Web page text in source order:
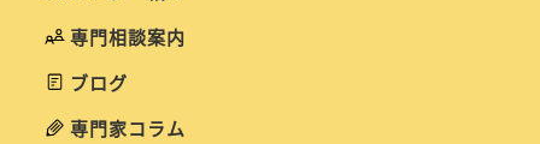
専門相談案内
ブログ
専門家コラム